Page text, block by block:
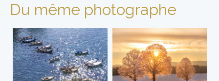
Du même photographe